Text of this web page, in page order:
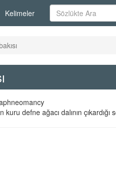
Kelimeler
defne ağacı dalının